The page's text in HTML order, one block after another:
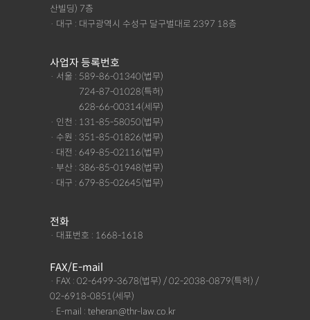
산빌딩) 7층
· 대구 : 대구광역시 수성구 달구벌대로 2397 18층
사업자 등록번호
· 서울 : 589-86-01340(법무)
724-87-01028(특허)
628-66-00314(세무)
· 인천 : 131-85-58050(법무)
· 수원 : 351-85-01826(법무)
· 대전 : 649-85-02116(법무)
· 부산 : 386-85-01948(법무)
· 대구 : 679-85-02645(법무)
전화
· 대표번호 : 1668-1618
FAX/E-mail
· FAX : 02-6499-3678(법무) / 02-2038-0879(특허) /
02-6918-0851(세무)
· E-mail : teheran@thr-law.co.kr